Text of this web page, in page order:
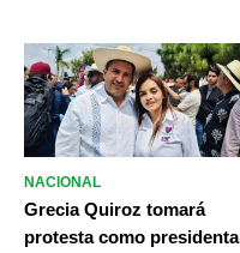
NACIONAL
Grecia Quiroz tomará
protesta como presidenta